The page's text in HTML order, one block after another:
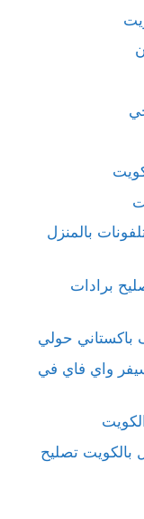
بالمنزل
فني تصليح برادات
باكستاني حولي
واي فاي في
بالكويت تصليح